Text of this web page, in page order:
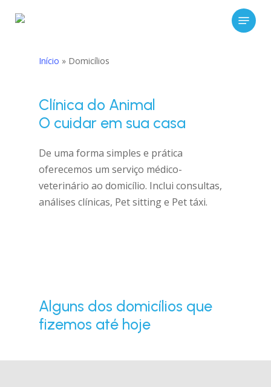
Menu
Início » Domicílios
Clínica do Animal
O cuidar em sua casa
De uma forma simples e prática
oferecemos um serviço médico-
veterinário ao domicílio. Inclui consultas,
análises clínicas, Pet sitting e Pet táxi.
Alguns dos domicílios que
fizemos até hoje